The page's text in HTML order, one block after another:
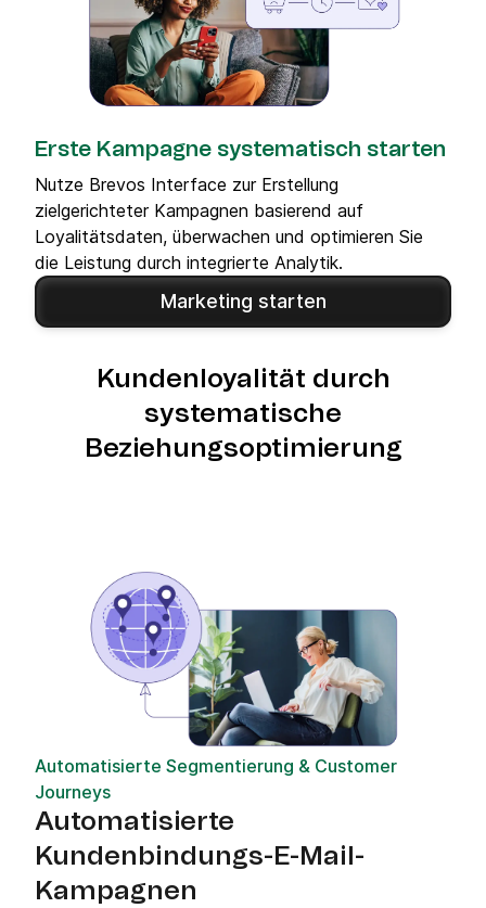
Erste Kampagne systematisch starten
Nutze Brevos Interface zur Erstellung
zielgerichteter Kampagnen basierend auf
Loyalitätsdaten, überwachen und optimieren Sie
die Leistung durch integrierte Analytik.
Marketing starten
Kundenloyalität durch
systematische
Beziehungsoptimierung
Automatisierte Segmentierung & Customer
Journeys
Automatisierte
Kundenbindungs-E-Mail-
Kampagnen